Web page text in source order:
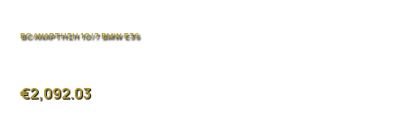
BC ΑΝΑΡΤΗΣΗ 10/7 BMW E36
€2,092.03